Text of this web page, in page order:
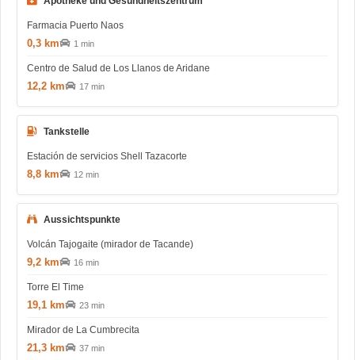
Farmacia Puerto Naos
0,3 km 1 min
Centro de Salud de Los Llanos de Aridane
12,2 km 17 min
Tankstelle
Estación de servicios Shell Tazacorte
8,8 km 12 min
Aussichtspunkte
Volcán Tajogaite (mirador de Tacande)
9,2 km 16 min
Torre El Time
19,1 km 23 min
Mirador de La Cumbrecita
21,3 km 37 min